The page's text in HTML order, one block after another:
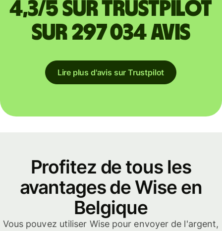
4,3/5 sur Trustpilot
sur 297 034 avis
Lire plus d'avis sur Trustpilot
Profitez de tous les
avantages de Wise en
Belgique
Vous pouvez utiliser Wise pour envoyer de l'argent,